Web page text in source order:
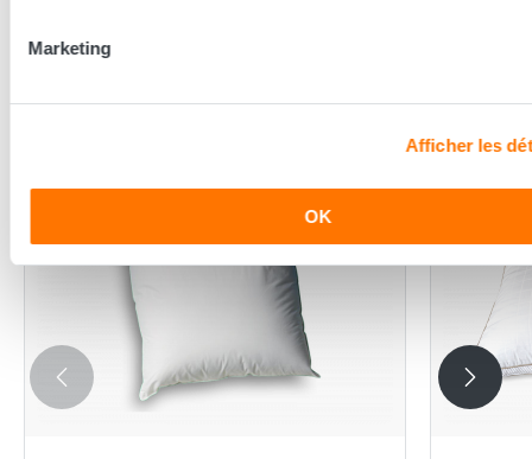
Marketing
Afficher les
OK
En complément de ce produit